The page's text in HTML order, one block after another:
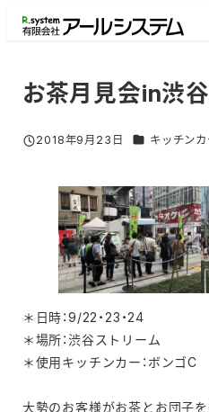
お茶月見会in渋
投稿日
2018年9月23日 グルメイベン
キッチンカ
＊日時：9/22・23・24
＊場所：渋谷ストリーム
＊使用キッチンカー：ボンゴC
大勢のお客様がお茶とお団子を